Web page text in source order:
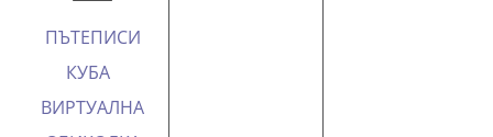
ПЪТЕПИСИ
КУБА
ВИРТУАЛНА